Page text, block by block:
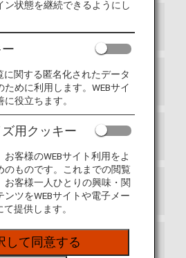
指定変更料金の免除
の優先
空席待ち予約
ップグレード特典の優先
ン状態を継続できるようにし
に関する匿名化されたデータ
ために利用します。WEBサイ
に役立ちます。
用クッキー
お客様のWEBサイト利用をよ
のものです。これまでの閲覧
お客様一人ひとりの興味・関
ツをWEBサイトや電子メー
提供します。
して同意する